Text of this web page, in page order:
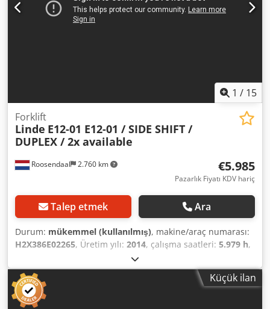
1 / 15
Roosendaal 2.760 km
Forklift
Linde E12-01 E12-01 / SIDE SHIFT /
DUPLEX / 2x available
€5.985
Pazarlık Fiyatı KDV hariç
Talep etmek Ara
Durum: mükemmel (kullanılmış), makine/araç numarası:
H2X386E02265, Üretim yılı: 2014, çalışma saatleri: 5.979 h,
, direk tipi:
otomatik, toplam yükseklik:2.110 mm, toplam uzunluk:
2.750 mm
, Bakımlı, 2014 model
LINDE E12-01 elektrikli forklift; duplex direk, yan kaydırıcı,
Küçük ilan